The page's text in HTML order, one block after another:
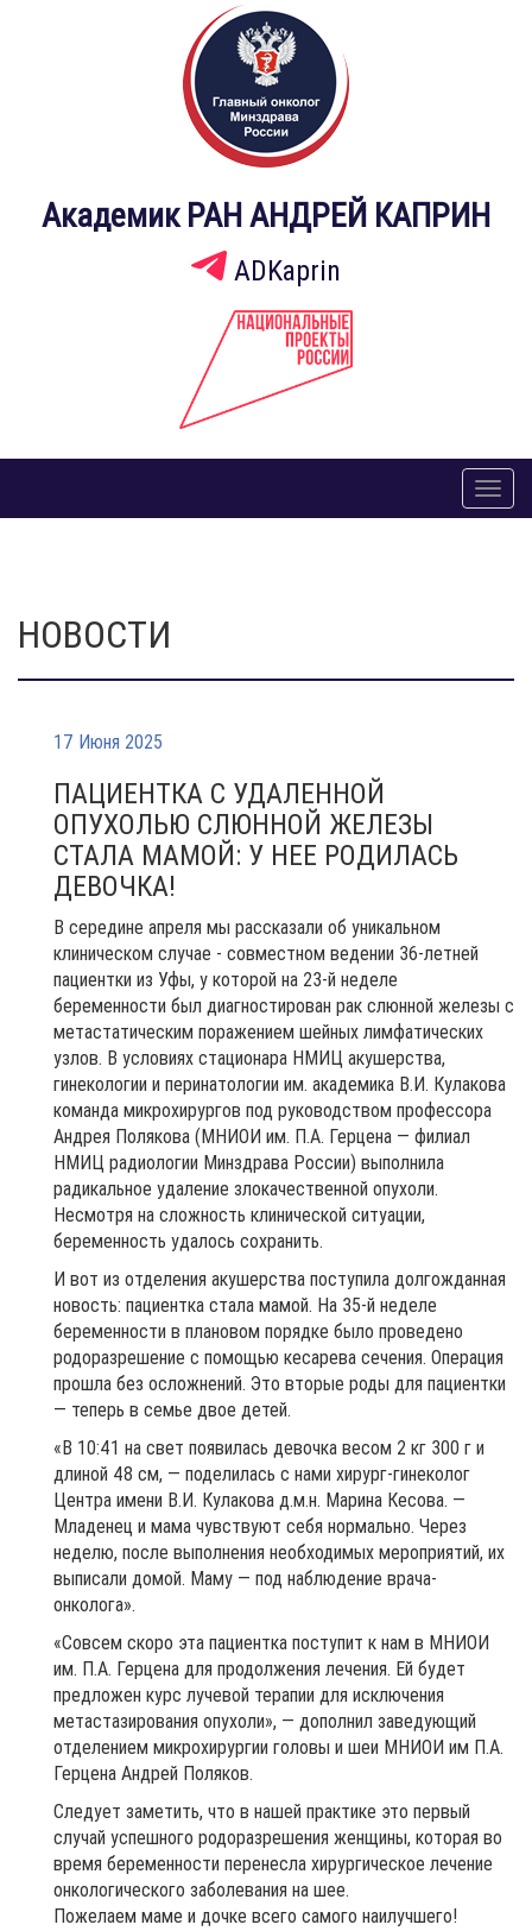
Академик РАН АНДРЕЙ КАПРИН
ADKaprin
НОВОСТИ
17 Июня 2025
ПАЦИЕНТКА С УДАЛЕННОЙ
ОПУХОЛЬЮ СЛЮННОЙ ЖЕЛЕЗЫ
СТАЛА МАМОЙ: У НЕЕ РОДИЛАСЬ
ДЕВОЧКА!
В середине апреля мы рассказали об уникальном
клиническом случае - совместном ведении 36-летней
пациентки из Уфы, у которой на 23-й неделе
беременности был диагностирован рак слюнной железы с
метастатическим поражением шейных лимфатических
узлов. В условиях стационара НМИЦ акушерства,
гинекологии и перинатологии им. академика В.И. Кулакова
команда микрохирургов под руководством профессора
Андрея Полякова (МНИОИ им. П.А. Герцена — филиал
НМИЦ радиологии Минздрава России) выполнила
радикальное удаление злокачественной опухоли.
Несмотря на сложность клинической ситуации,
беременность удалось сохранить.
И вот из отделения акушерства поступила долгожданная
новость: пациентка стала мамой. На 35-й неделе
беременности в плановом порядке было проведено
родоразрешение с помощью кесарева сечения. Операция
прошла без осложнений. Это вторые роды для пациентки
— теперь в семье двое детей.
«В 10:41 на свет появилась девочка весом 2 кг 300 г и
длиной 48 см, — поделилась с нами хирург-гинеколог
Центра имени В.И. Кулакова д.м.н. Марина Кесова. —
Младенец и мама чувствуют себя нормально. Через
неделю, после выполнения необходимых мероприятий, их
выписали домой. Маму — под наблюдение врача-
онколога».
«Совсем скоро эта пациентка поступит к нам в МНИОИ
им. П.А. Герцена для продолжения лечения. Ей будет
предложен курс лучевой терапии для исключения
метастазирования опухоли», — дополнил заведующий
отделением микрохирургии головы и шеи МНИОИ им П.А.
Герцена Андрей Поляков.
Следует заметить, что в нашей практике это первый
случай успешного родоразрешения женщины, которая во
время беременности перенесла хирургическое лечение
онкологического заболевания на шее.
Пожелаем маме и дочке всего самого наилучшего!